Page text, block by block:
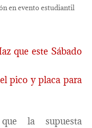
en evento estudiantil
que este Sábado
pico y placa para
la supuesta